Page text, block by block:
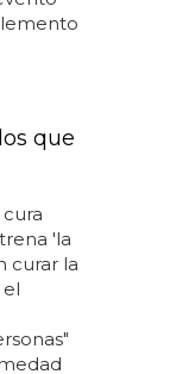
plug
del
la
una
si
en el